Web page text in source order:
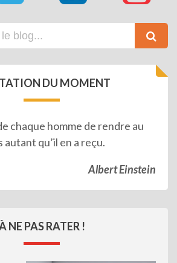
DU MOMENT
chaque homme de rendre au
autant qu’il en a reçu.
Albert Einstein
NE PAS RATER !